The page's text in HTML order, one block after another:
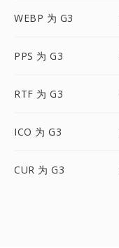
WEBP 为 G3
PPS 为 G3
RTF 为 G3
ICO 为 G3
CUR 为 G3